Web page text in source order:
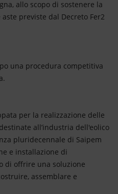
allo scopo di sostenere la
previste dal Decreto Fer2
una procedura competitiva
per la realizzazione delle
all’industria dell'eolico
pluridecennale di Saipem
e installazione di
di offrire una soluzione
assemblare e